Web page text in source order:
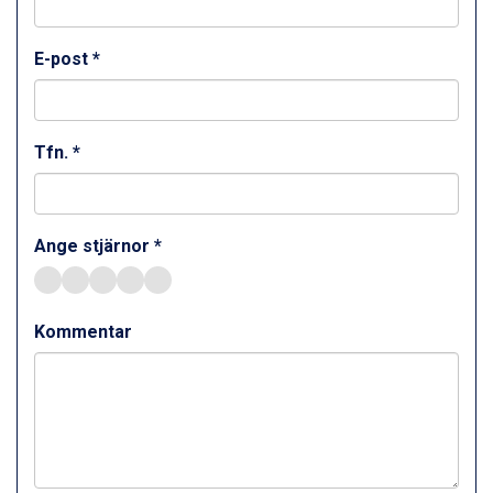
Livigno från 5.595 kr.
Sauze dOulx från 6.145 kr.
Alleghe från 8.545 kr.
Bad Gastein från 6.295 kr.
La Thuile från 7.045 kr.
Cervinia från 8.245 kr.
Sölden från 12.995 kr.
Bad Hofgastein från 8.595 kr.
Saalbach från 9.445 kr.
Champoluc från 5.945 kr.
E-post *
Tfn. *
Ange stjärnor *
Kommentar